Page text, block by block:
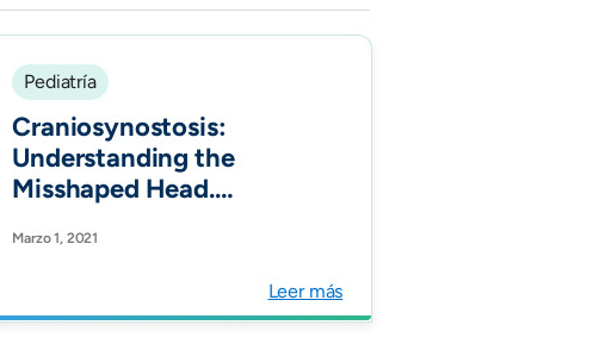
Pediatría
Craniosynostosis:
Understanding the
Misshaped Head.
Marzo 1, 2021
Leer más